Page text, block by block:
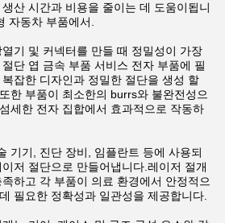
산 시간과 비용을 줄이는 데 도움이됩니
자동차 부품에서.
기 및 커넥터를 만들 때 정밀성이 가장
단 엽 금속 부품 서비스 전자 부품에 필
잡한 디자인과 정밀한 절단을 생성 할
한 부품이 최소한의 burrs와 불완전성으
세한 전자 집합에서 효과적으로 작동하
기기, 진단 장비, 임플란트 등에 사용되
저 절단으로 만들어냅니다.레이저 절개
하고 각 부품이 의료 환경에서 안정적으
필요한 정확성과 일관성을 제공합니다.